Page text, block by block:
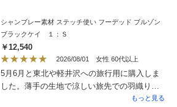
た。
シャンブレー素材 ステッチ使い フーデッド ブルゾン
ブラックケイ １：Ｓ
￥12,540
2026/08/01 女性 60代以上
5月6月と東北や軽井沢への旅行用に購入しま
した。薄手の生地で涼しい旅先での羽織りも
のとして良かったです。真っ黒ではなく白の
もっと見る